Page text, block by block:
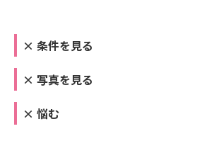
× 条件を見る
× 写真を見る
× 悩む